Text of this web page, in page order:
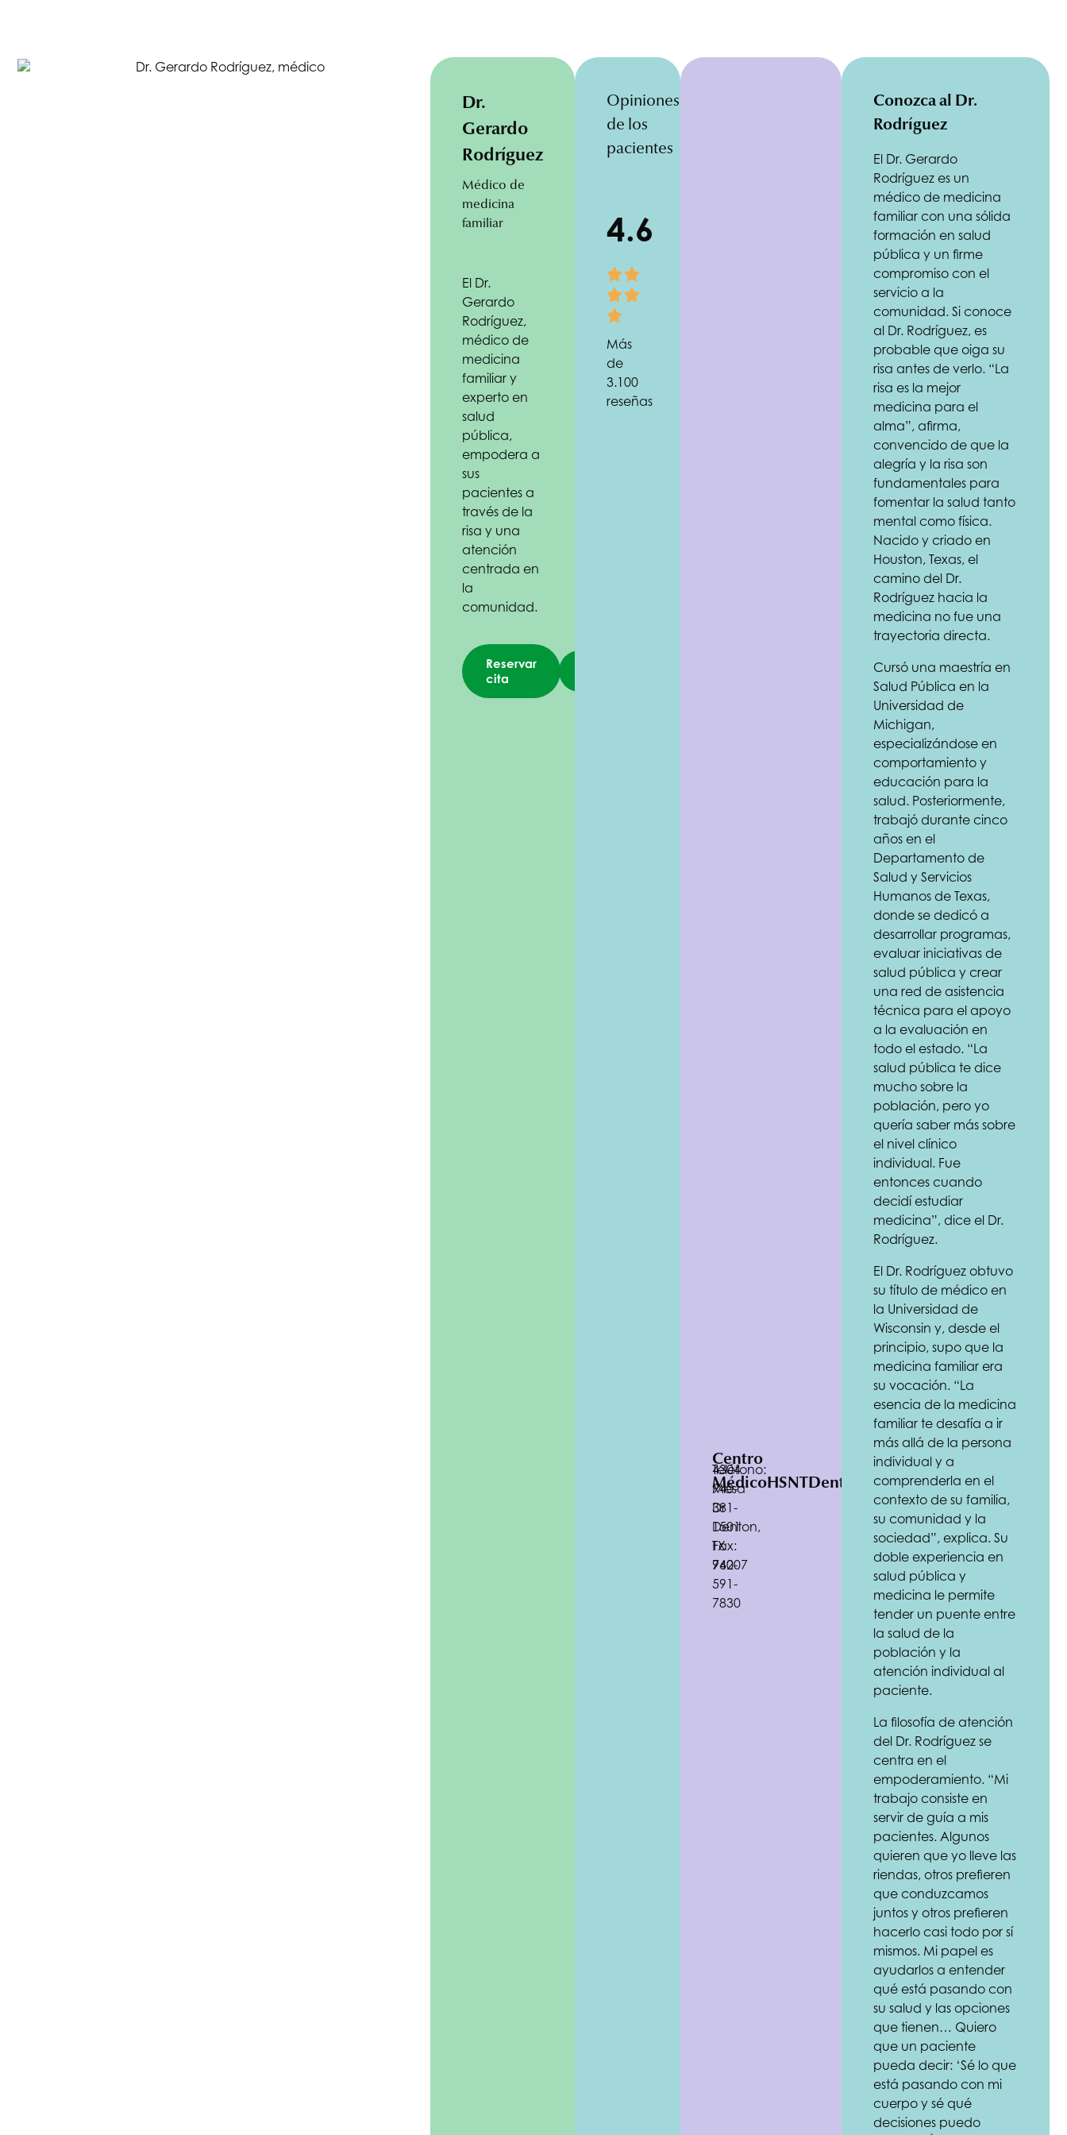
Dr.
Gerardo
Rodríguez
Médico de
medicina
familiar
El Dr.
Gerardo
Rodríguez,
médico de
medicina
familiar y
experto en
salud
pública,
empodera a
sus
pacientes a
través de la
risa y una
atención
centrada en
la
comunidad.
Reservar
cita
Opiniones
de los
pacientes
4.6
Más
de
3.100
reseñas
Centro
MédicoHSNTDenton
Teléfono:
940-
381-
1501
Fax:
940-
591-
7830
4304
Mesa
Dr
Denton,
TX
76207
Conozca al Dr.
Rodríguez
El Dr. Gerardo
Rodríguez es un
médico de medicina
familiar con una sólida
formación en salud
pública y un firme
compromiso con el
servicio a la
comunidad. Si conoce
al Dr. Rodríguez, es
probable que oiga su
risa antes de verlo. “La
risa es la mejor
medicina para el
alma”, afirma,
convencido de que la
alegría y la risa son
fundamentales para
fomentar la salud tanto
mental como física.
Nacido y criado en
Houston, Texas, el
camino del Dr.
Rodríguez hacia la
medicina no fue una
trayectoria directa.
Cursó una maestría en
Salud Pública en la
Universidad de
Michigan,
especializándose en
comportamiento y
educación para la
salud. Posteriormente,
trabajó durante cinco
años en el
Departamento de
Salud y Servicios
Humanos de Texas,
donde se dedicó a
desarrollar programas,
evaluar iniciativas de
salud pública y crear
una red de asistencia
técnica para el apoyo
a la evaluación en
todo el estado. “La
salud pública te dice
mucho sobre la
población, pero yo
quería saber más sobre
el nivel clínico
individual. Fue
entonces cuando
decidí estudiar
medicina”, dice el Dr.
Rodríguez.
El Dr. Rodríguez obtuvo
su título de médico en
la Universidad de
Wisconsin y, desde el
principio, supo que la
medicina familiar era
su vocación. “La
esencia de la medicina
familiar te desafía a ir
más allá de la persona
individual y a
comprenderla en el
contexto de su familia,
su comunidad y la
sociedad”, explica. Su
doble experiencia en
salud pública y
medicina le permite
tender un puente entre
la salud de la
población y la
atención individual al
paciente.
La filosofía de atención
del Dr. Rodríguez se
centra en el
empoderamiento. “Mi
trabajo consiste en
servir de guía a mis
pacientes. Algunos
quieren que yo lleve las
riendas, otros prefieren
que conduzcamos
juntos y otros prefieren
hacerlo casi todo por sí
mismos. Mi papel es
ayudarlos a entender
qué está pasando con
su salud y las opciones
que tienen… Quiero
que un paciente
pueda decir: ‘Sé lo que
está pasando con mi
cuerpo y sé qué
decisiones puedo